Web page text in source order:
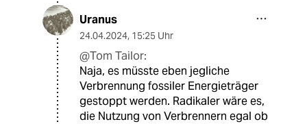
Uranus
24.04.2024, 15:25 Uhr
@Tom Tailor:
Naja, es müsste eben jegliche
Verbrennung fossiler Energieträger
gestoppt werden. Radikaler wäre es,
die Nutzung von Verbrennern egal ob